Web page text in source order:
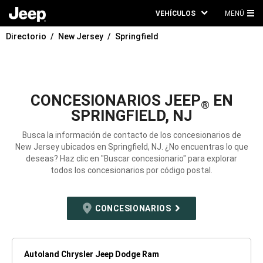
VEHÍCULOS MENÚ
Directorio New Jersey Springfield
CONCESIONARIOS JEEP® EN
SPRINGFIELD, NJ
Busca la información de contacto de los concesionarios de
New Jersey ubicados en Springfield, NJ. ¿No encuentras lo que
deseas? Haz clic en "Buscar concesionario" para explorar
todos los concesionarios por código postal.
CONCESIONARIOS
Autoland Chrysler Jeep Dodge Ram